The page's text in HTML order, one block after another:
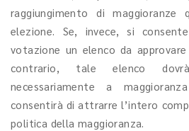
raggiungimento di
elezione. Se, invece, si
votazione un elenco da
contrario, tale elenco
necessariamente a
consentirà di attrarre l’intero
politica della maggioranza.